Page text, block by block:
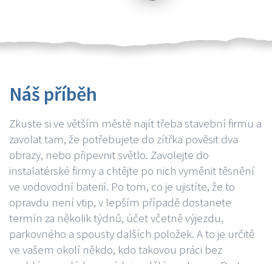
Náš příběh
Zkuste si ve větším městě najít třeba stavební firmu a
zavolat tam, že potřebujete do zítřka pověsit dva
obrazy, nebo připevnit světlo. Zavolejte do
instalatérské firmy a chtějte po nich vyměnit těsnění
ve vodovodní baterií. Po tom, co je ujistíte, že to
opravdu není vtip, v lepším případě dostanete
termín za několik týdnů, účet včetně výjezdu,
parkovného a spousty dalších položek. A to je určitě
ve vašem okolí někdo, kdo takovou práci bez